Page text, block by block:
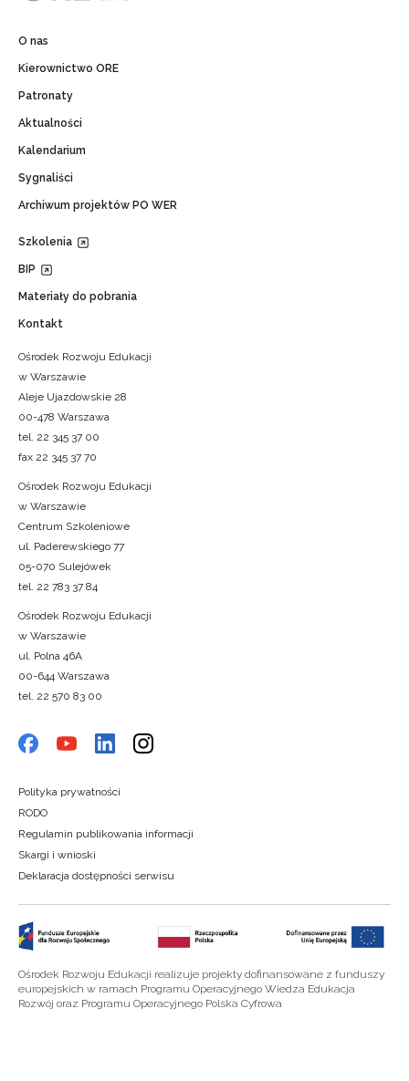
O nas
Kierownictwo ORE
Patronaty
Aktualności
Kalendarium
Sygnaliści
Archiwum projektów PO WER
Szkolenia
BIP
Materiały do pobrania
Kontakt
Ośrodek Rozwoju Edukacji
w Warszawie
Aleje Ujazdowskie 28
00-478 Warszawa
tel. 22 345 37 00
fax 22 345 37 70
Ośrodek Rozwoju Edukacji
w Warszawie
Centrum Szkoleniowe
ul. Paderewskiego 77
05-070 Sulejówek
tel. 22 783 37 84
Ośrodek Rozwoju Edukacji
w Warszawie
ul. Polna 46A
00-644 Warszawa
tel. 22 570 83 00
Polityka prywatności
RODO
Regulamin publikowania informacji
Skargi i wnioski
Deklaracja dostępności serwisu
Ośrodek Rozwoju Edukacji realizuje projekty dofinansowane z funduszy
europejskich w ramach Programu Operacyjnego Wiedza Edukacja
Rozwój oraz Programu Operacyjnego Polska Cyfrowa